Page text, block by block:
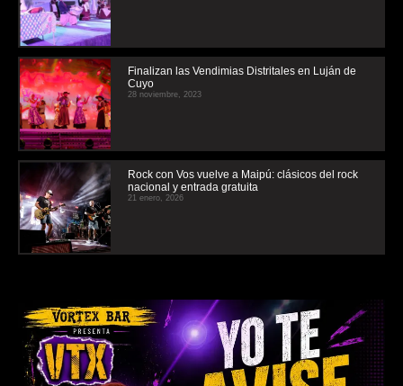
Finalizan las Vendimias Distritales en Luján de
Cuyo
28 noviembre, 2023
Rock con Vos vuelve a Maipú: clásicos del rock
nacional y entrada gratuita
21 enero, 2026